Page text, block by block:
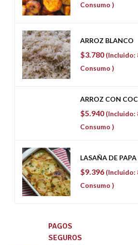
Consumo )
ARROZ BLANCO
$3.780 (Incluido:
Consumo )
ARROZ CON
$5.940 (Incluido:
Consumo )
LASAÑA DE PAPA
$9.396 (Incluido:
Consumo )
SERVICIO AL
CLIENTE